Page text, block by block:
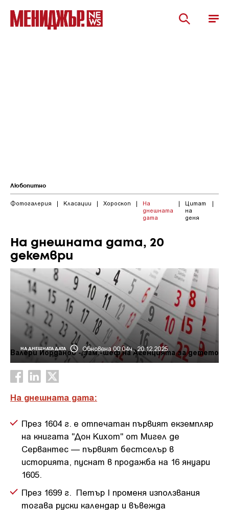
Любопитно
Фотогалерия | Класации | Хороскоп |
На
днешната
дата
|
Цитат
на
деня
|
На днешната дата, 20
декември
НА ДНЕШНАТА ДАТА Обновена 00:04ч., 20.12.2025
Валери Йорданов - зам.-шеф на Агенцията за детето
На днешната дата:
През 1604 г. е отпечатан първият екземпляр
на книгата "Дон Кихот" от Мигел де
Сервантес — първият бестселър в
историята, пуснат в продажба на 16 януари
1605.
През 1699 г. Петър I променя използвания
тогава руски календар и въвежда